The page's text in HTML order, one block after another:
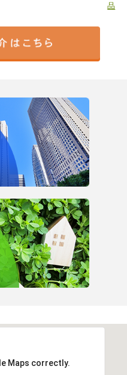
品
Maps correctly.